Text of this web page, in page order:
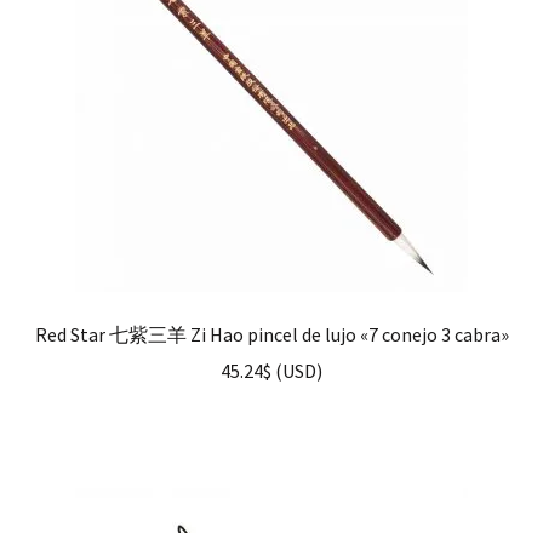
Red Star 七紫三羊 Zi Hao pincel de lujo «7 conejo 3 cabra»
45.24$ (USD)